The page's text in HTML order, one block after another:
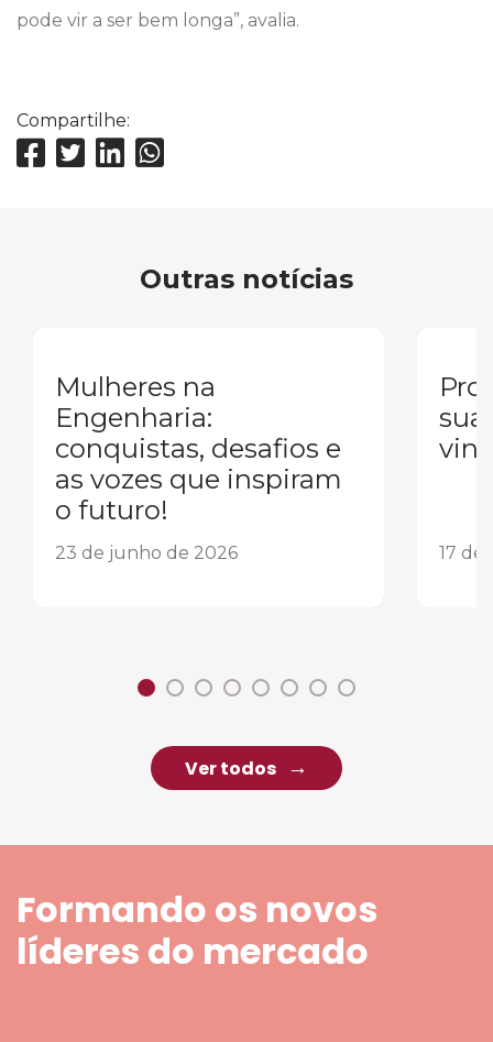
pode vir a ser bem longa”, avalia.
Compartilhe:
Outras notícias
Mulheres na
Engenharia:
conquistas, desafios e
as vozes que inspiram
o futuro!
23 de junho de 2026
sua
17 de
Ver todos
Formando os novos
líderes do mercado